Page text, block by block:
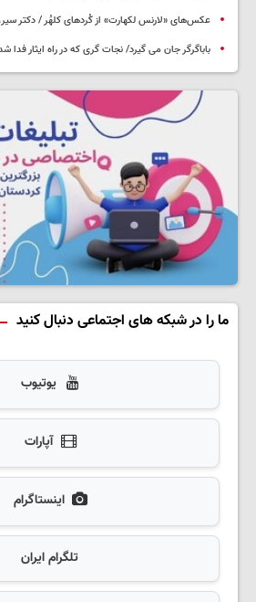
عکس‌های «لارنس لکهارت» از کُردهای کلهُر / دکتر
باباگرگر جان می گیرد/ نجات گری که در راه ایثار فدا
ما را در شبکه های اجتماعی دنبال کنید
یوتیوب
آپارات
اینستاگرام
تلگرام ایران